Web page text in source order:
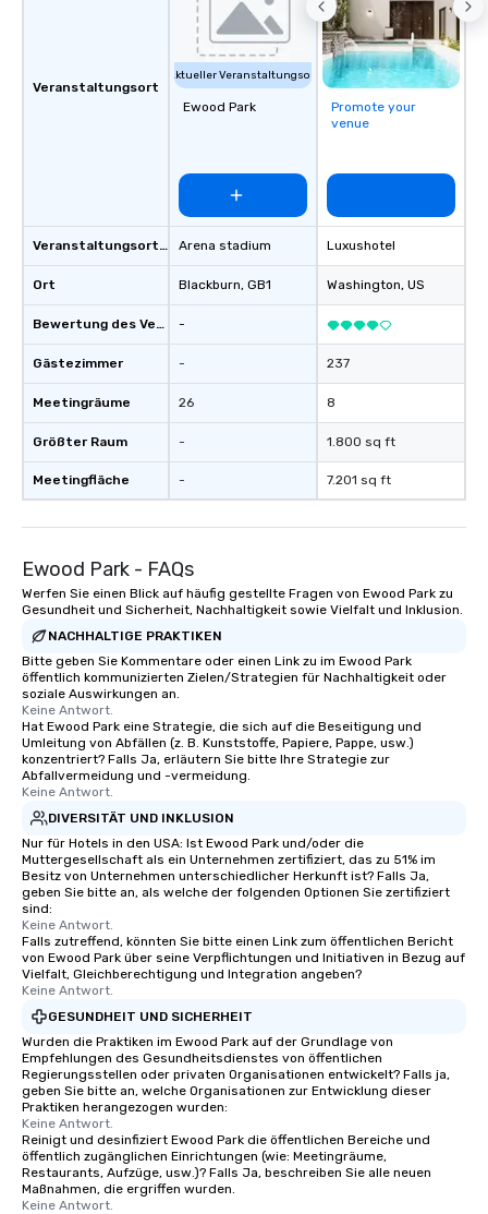
can’t handle! We have a variety of
pricing options to suit your budget
and the specific needs of your group.
Perfect for meetings, offsites and
Veranstaltungsort
Veranstaltungsortstyp
Ort
Bewertung des Veranstaltungsortes
Gästezimmer
Meetingräume
Größter Raum
Meetingfläche
Aktueller Veranstaltungsort
Ewood Park
Arena stadium
Blackburn, GB1
-
-
26
-
-
Promote your
venue
Luxushotel
Washington, US
237
8
1.800 sq ft
7.201 sq ft
Ewood Park - FAQs
Werfen Sie einen Blick auf häufig gestellte Fragen von Ewood Park zu
Gesundheit und Sicherheit, Nachhaltigkeit sowie Vielfalt und Inklusion.
NACHHALTIGE PRAKTIKEN
Bitte geben Sie Kommentare oder einen Link zu im Ewood Park
öffentlich kommunizierten Zielen/Strategien für Nachhaltigkeit oder
soziale Auswirkungen an.
Keine Antwort.
Hat Ewood Park eine Strategie, die sich auf die Beseitigung und
Umleitung von Abfällen (z. B. Kunststoffe, Papiere, Pappe, usw.)
konzentriert? Falls Ja, erläutern Sie bitte Ihre Strategie zur
Abfallvermeidung und -vermeidung.
Keine Antwort.
DIVERSITÄT UND INKLUSION
Nur für Hotels in den USA: Ist Ewood Park und/oder die
Muttergesellschaft als ein Unternehmen zertifiziert, das zu 51% im
Besitz von Unternehmen unterschiedlicher Herkunft ist? Falls Ja,
geben Sie bitte an, als welche der folgenden Optionen Sie zertifiziert
sind:
Keine Antwort.
Falls zutreffend, könnten Sie bitte einen Link zum öffentlichen Bericht
von Ewood Park über seine Verpflichtungen und Initiativen in Bezug auf
Vielfalt, Gleichberechtigung und Integration angeben?
Keine Antwort.
GESUNDHEIT UND SICHERHEIT
Wurden die Praktiken im Ewood Park auf der Grundlage von
Empfehlungen des Gesundheitsdienstes von öffentlichen
Regierungsstellen oder privaten Organisationen entwickelt? Falls ja,
geben Sie bitte an, welche Organisationen zur Entwicklung dieser
Praktiken herangezogen wurden:
Keine Antwort.
Reinigt und desinfiziert Ewood Park die öffentlichen Bereiche und
öffentlich zugänglichen Einrichtungen (wie: Meetingräume,
Restaurants, Aufzüge, usw.)? Falls Ja, beschreiben Sie alle neuen
Maßnahmen, die ergriffen wurden.
Keine Antwort.